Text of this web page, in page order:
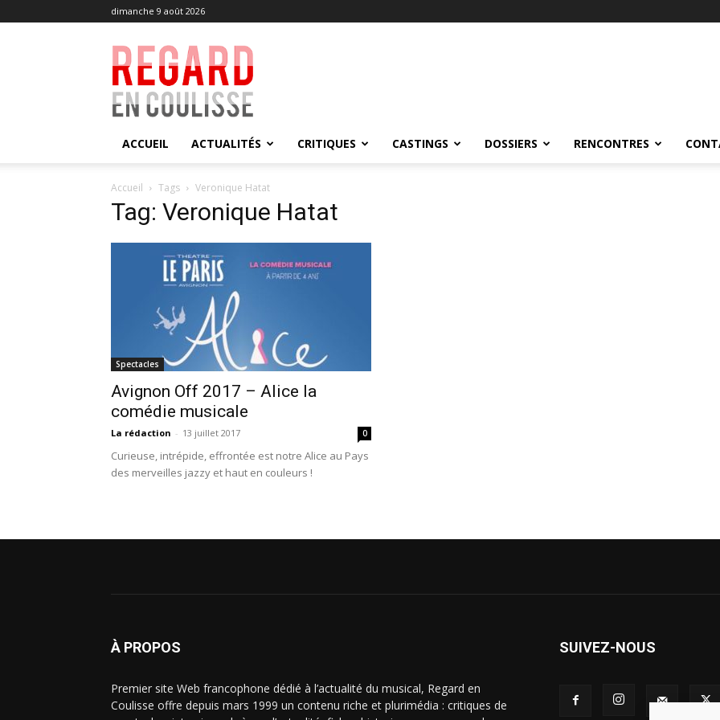
dimanche 9 août 2026
Regard
en
Coulisse
ACCUEIL ACTUALITÉS CRITIQUES CASTINGS DOSSIERS RENCONTRES
Accueil Tags Veronique Hatat
Tag: Veronique Hatat
Spectacles
Avignon Off 2017 – Alice la
comédie musicale
La rédaction - 13 juillet 2017 0
Curieuse, intrépide, effrontée est notre Alice au Pays
des merveilles jazzy et haut en couleurs !
À PROPOS
Premier site Web francophone dédié à l’actualité du musical, Regard en
Coulisse offre depuis mars 1999 un contenu riche et plurimédia : critiques de
SUIVEZ-NOUS